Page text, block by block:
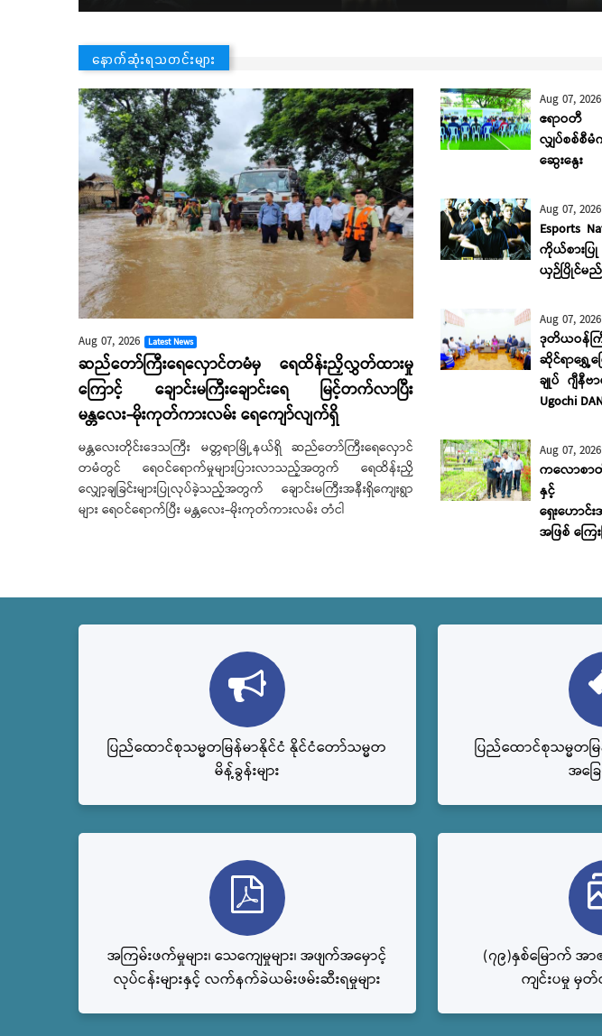
နောက်ဆုံးရသတင်းများ
Aug 07, 2026 Latest News
ဆည်တော်ကြီးရေလှောင်တမံမှ ရေထိန်းညှိလွှတ်ထားမှု
ကြောင့် ချောင်းမကြီးချောင်းရေ မြင့်တက်လာပြီး
မန္တလေး-မိုးကုတ်ကားလမ်း ‌ရေ‌ကျော်လျက်ရှိ
မန္တလေးတိုင်းဒေသကြီး မတ္တရာမြို့နယ်ရှိ ဆည်တော်ကြီးရေလှောင်
တမံတွင် ရေဝင်ရောက်မှုများပြားလာသည့်အတွက် ရေထိန်းညှိ
လျှော့ချခြင်းများပြုလုပ်ခဲ့သည့်အတွက် ချောင်းမကြီးအနီးရှိကျေးရွာ
များ ရေဝင်ရောက်ပြီး မန္တလေး-မိုးကုတ်ကားလမ်း တံငါ
Aug 07, 2026
ဧရာဝတီ မ
လျှပ်စစ်
ဆွေးနွေး
Aug 07, 2026
Esports
ကိုယ်စားပြု
ယှဉ်ပြိုင်မည်
Aug 07, 2026
ဒုတိယဝန်ကြီ
ဆိုင်ရာရွှေ့ပ
ချုပ် ဂျီနီ
Ugochi
Aug 07, 2026
ကလောစာ
နှင့် နာ
ရှေးဟော
အဖြစ် ကြေ
ပြည်ထောင်စုသမ္မတမြန်မာနိုင်ငံ နိုင်ငံတော်သမ္မတ
မိန့်ခွန်းများ
ပြည်‌ထောင်စုသမ္မတမ
အခြ
အကြမ်းဖက်မှုများ၊ သေကျေမှုများ၊ အဖျက်အမှောင့်
လုပ်ငန်းများနှင့် လက်နက်ခဲယမ်းဖမ်းဆီးရမှုများ
(၇၉)နှစ်မြောက် အ
ကျင်းပမှု မှတ်